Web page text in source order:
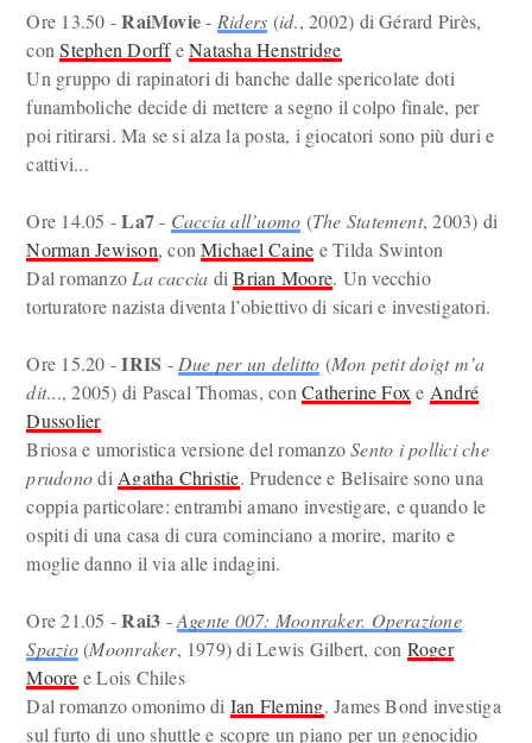
Ore 13.50 -RaiMovie- Riders (id., 2002) di Gérard Pirès,
conStephen DorffeNatasha Henstridge
Un gruppo di rapinatori di banche dalle spericolate doti
funamboliche decide di mettere a segno il colpo finale, per
poi ritirarsi. Ma se si alza la posta, i giocatori sono più duri e
cattivi...
Ore 14.05 -La7- Caccia all’uomo (The Statement, 2003) di
Norman Jewison, conMichael Caine e Tilda Swinton
Dal romanzo La caccia diBrian Moore. Un vecchio
torturatore nazista diventa l’obiettivo di sicari e investigatori.
Ore 15.20 -IRIS - Due per un delitto (Mon petit doigt m’a
dit..., 2005) di Pascal Thomas, conCatherine Fox e André
Dussolier
Briosa e umoristica versione del romanzoSento i pollici che
prudonodi Agatha Christie. Prudence e Belisaire sono una
coppia particolare: entrambi amano investigare, e quando le
ospiti di una casa di cura cominciano a morire, marito e
moglie danno il via alle indagini.
Ore 21.05 -Rai3 -Agente 007: Moonraker. Operazione
Spazio(Moonraker, 1979) di Lewis Gilbert, con Roger
Moore e Lois Chiles
Dal romanzo omonimo di Ian Fleming. James Bond investiga
sul furto di uno shuttle e scopre un piano per un genocidio